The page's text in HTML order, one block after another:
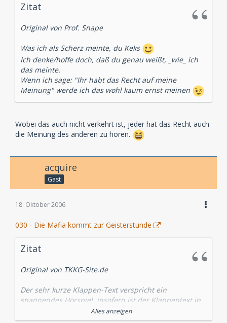
Zitat
Original von Prof. Snape
Was ich als Scherz meinte, du Keks
Ich denke/hoffe doch, daß du genau weißt, _wie_ ich
das meinte.
Wenn ich sage: "Ihr habt das Recht auf meine
Meinung" werde ich das wohl kaum ernst meinen
Wobei das auch nicht verkehrt ist, jeder hat das Recht auch
die Meinung des anderen zu hören.
acquire
Gast
18. Oktober 2006
030 - Die Mafia kommt zur Geisterstunde
Zitat
Original von TKKG-Site.de
Der sehr kurze Klappen-Text verspricht ein
spannendes Hörspiel, insofern ist der Klappentext in
Ordnung: Es ist ein spannendes Hörspiel.
Alles anzeigen